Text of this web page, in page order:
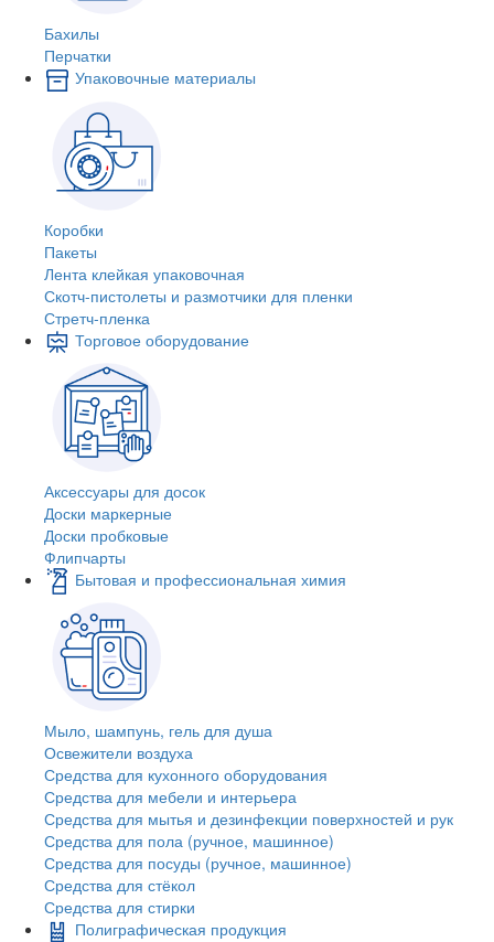
Бахилы
Перчатки
Упаковочные материалы
Коробки
Пакеты
Лента клейкая упаковочная
Скотч-пистолеты и размотчики для пленки
Стретч-пленка
Торговое оборудование
Аксессуары для досок
Доски маркерные
Доски пробковые
Флипчарты
Бытовая и профессиональная химия
Мыло, шампунь, гель для душа
Освежители воздуха
Средства для кухонного оборудования
Средства для мебели и интерьера
Средства для мытья и дезинфекции поверхностей и рук
Средства для пола (ручное, машинное)
Средства для посуды (ручное, машинное)
Средства для стёкол
Средства для стирки
Полиграфическая продукция